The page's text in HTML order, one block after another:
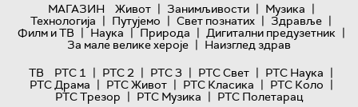
МАГАЗИН
Живот | Занимљивости | Музика |
Технологијa | Путујемо | Свет познатих | Здравље |
Филм и ТВ | Наука | Природа | Дигитални предузетник |
За мале велике хероје | Наизглед здрав
ТВ
РТС 1 | РТС 2 | РТС 3 | РТС Свет | РТС Наука |
РТС Драма | РТС Живот | РТС Класика | РТС Коло |
РТС Трезор | РТС Музика | РТС Полетарац